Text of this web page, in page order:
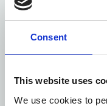
Consent
This website uses
We use cookies to